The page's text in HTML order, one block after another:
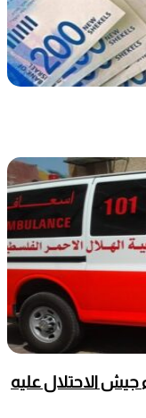
الاحتلال عليه